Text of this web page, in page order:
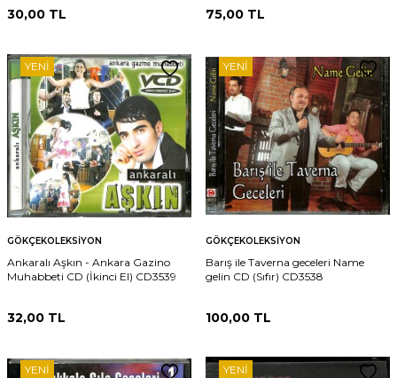
30,00 TL 75,00 TL
YENI
GÖKÇEKOLEKSIYON
Ankaralı Aşkın - Ankara Gazino
Muhabbeti CD (İkinci El) CD3539
32,00 TL
YENI
GÖKÇEKOLEKSIYON
Barış ile Taverna geceleri Name
gelin CD (Sıfır) CD3538
100,00 TL
YENI YENI